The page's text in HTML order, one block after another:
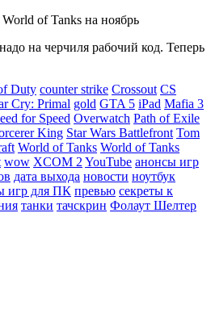
of Tanks на ноябрь
на черчиля рабочий код. Теперь
Duty counter strike Crossout CS
Cry: Primal gold GTA 5 iPad Mafia 3
for Speed Overwatch Path of Exile
King Star Wars Battlefront Tom
World of Tanks World of Tanks
wow XCOM 2 YouTube анонсы игр
дата выхода новости ноутбук
игр для ПК превью секреты к
танки тачскрин Фолаут Шелтер